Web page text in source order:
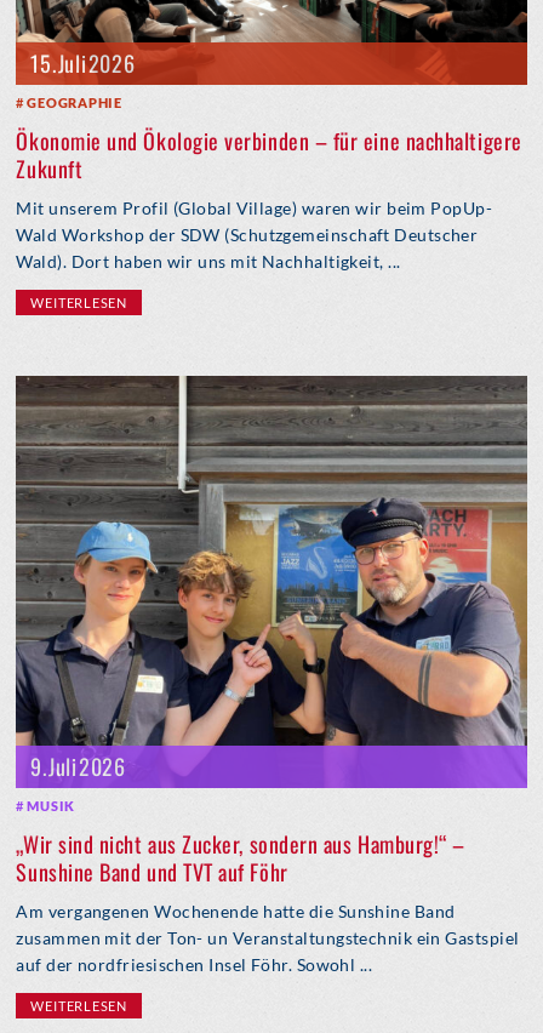
15. Juli 2026
GEOGRAPHIE
Ökonomie und Ökologie verbinden – für eine nachhaltigere
Zukunft
Mit unserem Profil (Global Village) waren wir beim PopUp-
Wald Workshop der SDW (Schutzgemeinschaft Deutscher
Wald). Dort haben wir uns mit Nachhaltigkeit, ...
WEITERLESEN
9. Juli 2026
MUSIK
„Wir sind nicht aus Zucker, sondern aus Hamburg!“ –
Sunshine Band und TVT auf Föhr
Am vergangenen Wochenende hatte die Sunshine Band
zusammen mit der Ton- un Veranstaltungstechnik ein Gastspiel
auf der nordfriesischen Insel Föhr. Sowohl ...
WEITERLESEN